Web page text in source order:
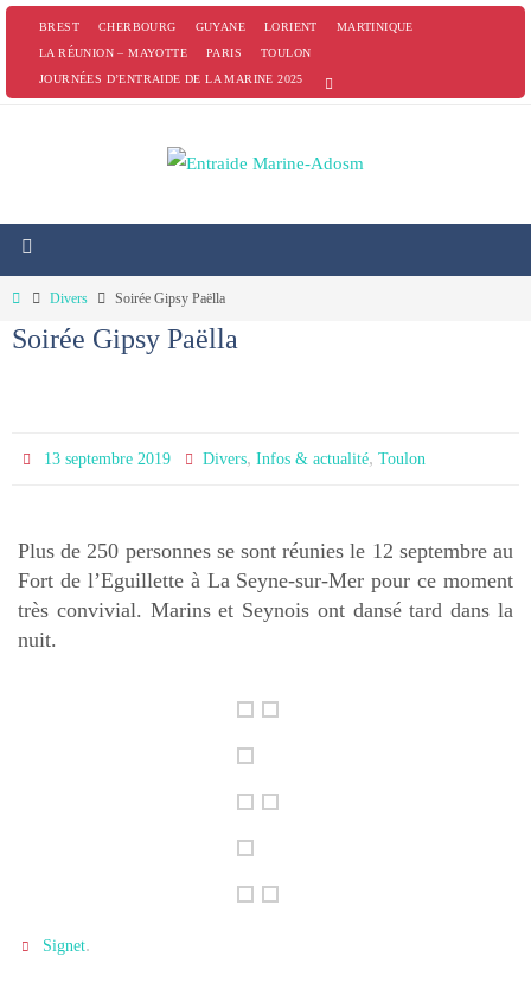
PasserBREST CHERBOURG GUYANE LORIENT
MARTINIQUE
LA RÉUNION – MAYOTTE
PARIS
TOULON
JOURNÉES D’ENTRAIDE DE LA MARINE 2025
HomeDivers Soirée Gipsy Paëlla
Soirée Gipsy Paëlla
13 septembre 2019 Divers, Infos & actualité, Toulon
Plus de 250 personnes se sont réunies le 12 septembre au
Fort de l’Eguillette à La Seyne-sur-Mer pour ce moment
très convivial. Marins et Seynois ont dansé tard dans la
nuit.
Signet.